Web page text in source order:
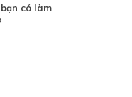
có làm